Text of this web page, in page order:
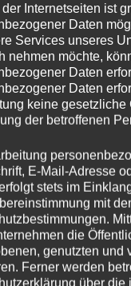
Powered by Shure
von euch
noch nicht:
Internetseiten ist
Daten
Services unseres
nehmen möchte,
Daten
Daten
keine
der betroffenen
E-Mail-Adresse
stets im
mit
die
genutzten und
Ferner werden
über